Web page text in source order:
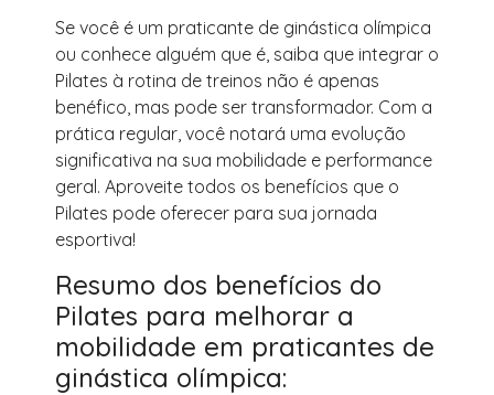
Se você é um praticante de ginástica olímpica
ou conhece alguém que é, saiba que integrar o
Pilates à rotina de treinos não é apenas
benéfico, mas pode ser transformador. Com a
prática regular, você notará uma evolução
significativa na sua mobilidade e performance
geral. Aproveite todos os benefícios que o
Pilates pode oferecer para sua jornada
esportiva!
Resumo dos benefícios do
Pilates para melhorar a
mobilidade em praticantes de
ginástica olímpica: